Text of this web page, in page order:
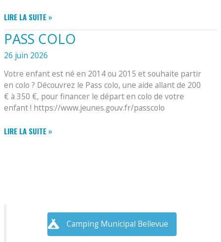
RUGBY
DE
LIRE LA SUITE »
PASS COLO
26 juin 2026
Votre enfant est né en 2014 ou 2015 et souhaite partir
en colo ? Découvrez le Pass colo, une aide allant de 200
€ à 350 €, pour financer le départ en colo de votre
enfant ! https://www.jeunes.gouv.fr/passcolo
PASS
LIRE LA SUITE »
Camping Municipal Bellevue